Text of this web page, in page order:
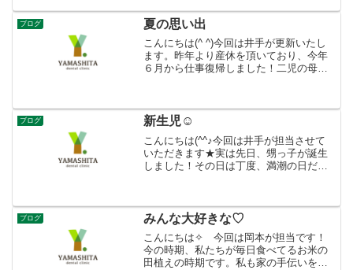
用済みの器具がどのようにパッキングさ
れるかみていきましょう使...
ブログ 夏の思い出
こんにちは(^ ^)今回は井手が更新いたし
ます。昨年より産休を頂いており、今年
６月から仕事復帰しました！二児の母に
で、最近は涼しく感じることもありよう
やく厳しい猛暑...
ブログ 新生児☺
こんにちは(^^♪今回は井手が担当させて
いただきます★実は先日、甥っ子が誕生
しました！その日は丁度、満潮の日だっ
時間も経っていないホ...
ブログ みんな大好きな♡
こんにちは✧ 今回は岡本が担当です！
今の時期、私たちが毎日食べてるお米の
田植えの時期です。私も家の手伝いをし